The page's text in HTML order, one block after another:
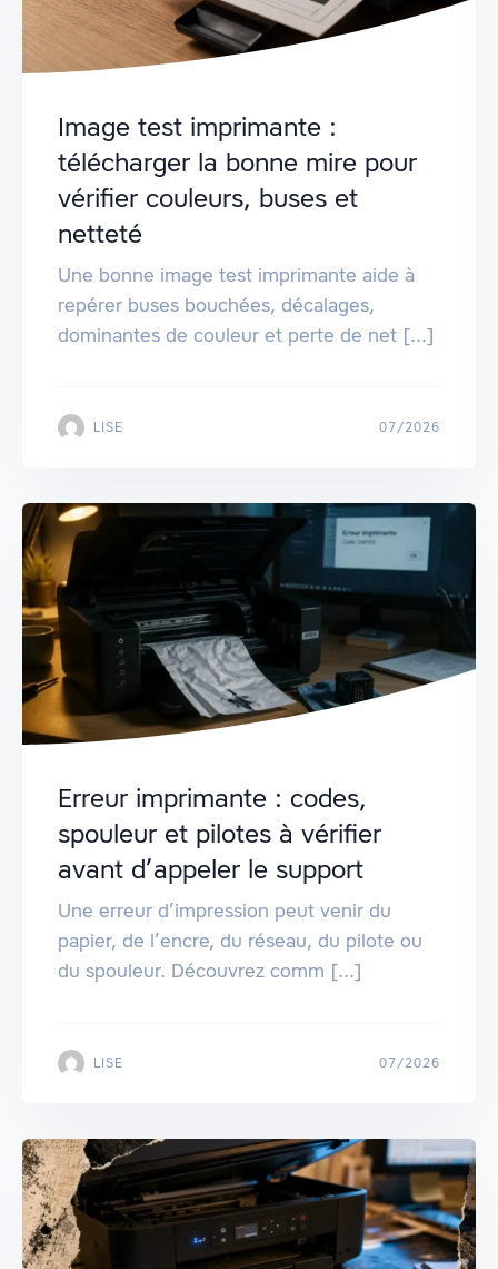
Image test imprimante :
télécharger la bonne mire pour
vérifier couleurs, buses et
netteté
Une bonne image test imprimante aide à
repérer buses bouchées, décalages,
dominantes de couleur et perte de net [...]
LISE 07/2026
Erreur imprimante : codes,
spouleur et pilotes à vérifier
avant d’appeler le support
Une erreur d’impression peut venir du
papier, de l’encre, du réseau, du pilote ou
du spouleur. Découvrez comm [...]
LISE 07/2026